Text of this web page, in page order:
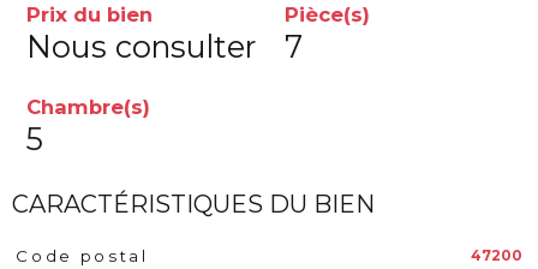
Prix du bien
Nous consulter
Pièce(s)
7
Chambre(s)
5
CARACTÉRISTIQUES DU BIEN
Caractéristiques Valeurs
Code postal 47200